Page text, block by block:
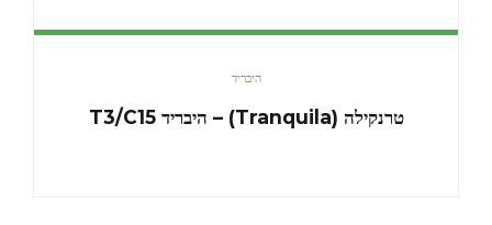
היבריד
טרנקילה (Tranquila) – היבריד T3/C15